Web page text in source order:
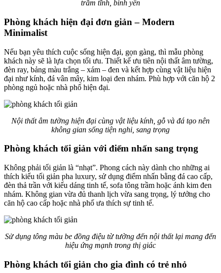
trầm tĩnh, bình yên
Phòng khách hiện đại đơn giản – Modern
Minimalist
Nếu bạn yêu thích cuộc sống hiện đại, gọn gàng, thì mẫu phòng
khách này sẽ là lựa chọn tối ưu. Thiết kế ưu tiên nội thất âm tường,
đèn ray, bảng màu trắng – xám – đen và kết hợp cùng vật liệu hiện
đại như kính, đá vân mây, kim loại đen nhám. Phù hợp với căn hộ 2
phòng ngủ hoặc nhà phố hiện đại.
Nội thất âm tường hiện đại cùng vật liệu kính, gỗ và đá tạo nên
không gian sống tiện nghi, sang trọng
Phòng khách tối giản với điểm nhấn sang trọng
Không phải tối giản là “nhạt”. Phong cách này dành cho những ai
thích kiểu tối giản pha luxury, sử dụng điểm nhấn bằng đá cao cấp,
đèn thả trần với kiểu dáng tinh tế, sofa tông trầm hoặc ánh kim đen
nhám. Không gian vừa đủ thanh lịch vừa sang trọng, lý tưởng cho
căn hộ cao cấp hoặc nhà phố ưa thích sự tinh tế.
Sử dụng tông màu be đồng điệu từ tường đến nội thất lại mang đến
hiệu ứng mạnh trong thị giác
Phòng khách tối giản cho gia đình có trẻ nhỏ